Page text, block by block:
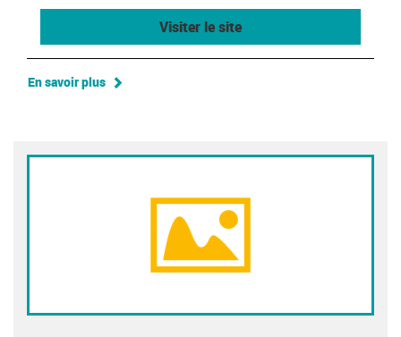
Visiter le site
En savoir plus